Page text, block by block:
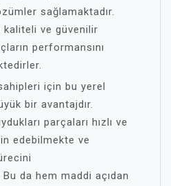
sağlamaktadır.
kaliteli ve güvenilir
performansını
için bu yerel
bir avantajdır.
parçaları hızlı ve
edebilmekte ve
da hem maddi açıdan